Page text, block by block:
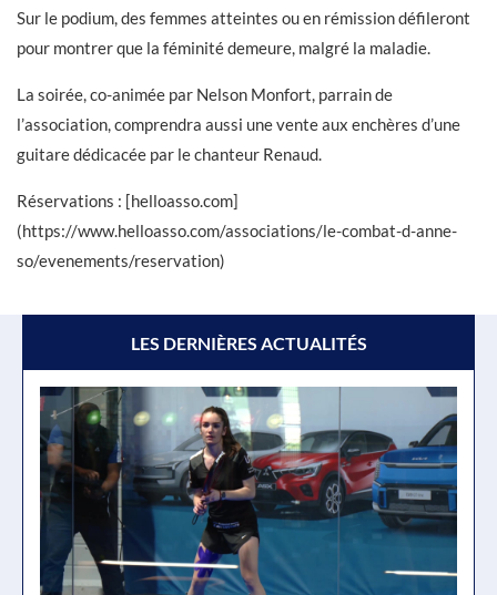
Sur le podium, des femmes atteintes ou en rémission défileront
pour montrer que la féminité demeure, malgré la maladie.
La soirée, co-animée par Nelson Monfort, parrain de
l’association, comprendra aussi une vente aux enchères d’une
guitare dédicacée par le chanteur Renaud.
Réservations : [helloasso.com]
(https://www.helloasso.com/associations/le-combat-d-anne-
so/evenements/reservation)
LES DERNIÈRES ACTUALITÉS